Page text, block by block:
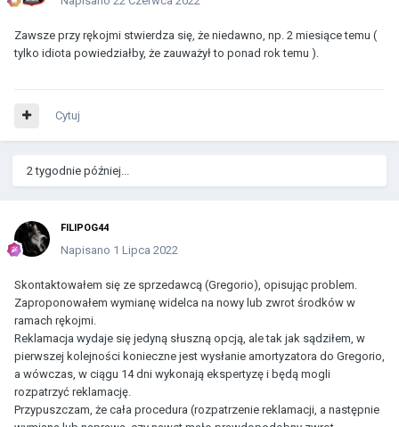
Zawsze przy rękojmi stwierdza się, że niedawno, np. 2 miesiące temu (
tylko idiota powiedziałby, że zauważył to ponad rok temu ).
Cytuj
2 tygodnie później...
FILIPOG44
Napisano 1 Lipca 2022
Skontaktowałem się ze sprzedawcą (Gregorio), opisując problem.
Zaproponowałem wymianę widelca na nowy lub zwrot środków w
ramach rękojmi.
Reklamacja wydaje się jedyną słuszną opcją, ale tak jak sądziłem, w
pierwszej kolejności konieczne jest wysłanie amortyzatora do Gregorio,
a wówczas, w ciągu 14 dni wykonają ekspertyzę i będą mogli
rozpatrzyć reklamację.
Przypuszczam, że cała procedura (rozpatrzenie reklamacji, a następnie